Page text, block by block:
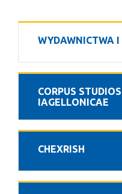
Z dziejów
WYDAWNICTWA I
CORPUS
IAGELLONICAE
CHEXRISH